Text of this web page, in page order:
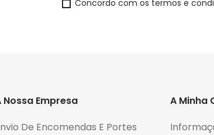
Concordo com os termos e
Nossa Empresa
De Encomendas E Portes
A Minha